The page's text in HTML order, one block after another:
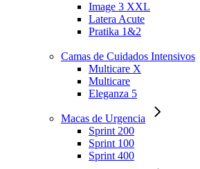
Image 3 XXL
Latera Acute
Pratika 1&2
Camas de Cuidados Intensivos
Multicare X
Multicare
Eleganza 5
Macas de Urgencia
Sprint 200
Sprint 100
Sprint 400